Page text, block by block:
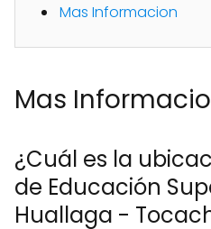
Mas Informacion
Mas
¿Cuál es la
de Educación
Huallaga -